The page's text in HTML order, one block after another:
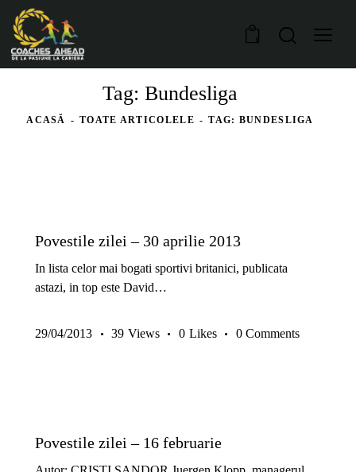
0
Tag: Bundesliga
ACASĂ TOATE ARTICOLELE TAG: BUNDESLIGA
Povestile zilei – 30 aprilie 2013
In lista celor mai bogati sportivi britanici, publicata
astazi, in top este David…
29/04/2013 39 Views 0 Likes 0 Comments
Povestile zilei – 16 februarie